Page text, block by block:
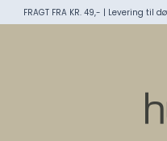
FRAGT FRA KR. 49,- | Levering til